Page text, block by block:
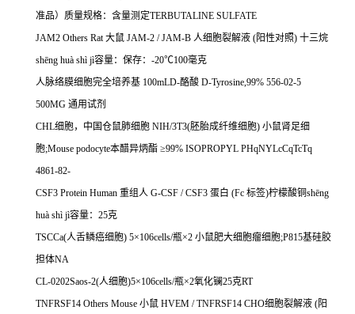
准品）质量规格：含量测定TERBUTALINE SULFATE
JAM2 Others Rat大鼠 JAM-2 / JAM-B 人细胞裂解液 (阳性对照) 十三烷
shēng huà shì jì容量：保存： -20℃100毫克
人脉络膜细胞完全培养基 100mLD-酪酸 D-Tyrosine,99% 556-02-5
500MG 通用试剂
CHL细胞，中国仓鼠肺细胞 NIH/3T3(胚胎成纤维细胞) 小鼠肾足细
胞;Mouse podocyte本醋异炳酯 ≥99% ISOPROPYL PHqNYLcCqTcTq
4861-82-
CSF3 Protein Human 重组人 G-CSF / CSF3 蛋白 (Fc 标签)柠檬酸铜shēng
huà shì jì容量： 25克
TSCCa(人舌鳞癌细胞) 5×106cells/瓶×2 小鼠肥大细胞瘤细胞;P815基硅胶
担体NA
CL-0202Saos-2(人细胞)5×106cells/瓶×2氧化镧25克RT
TNFRSF14 Others Mouse 小鼠 HVEM / TNFRSF14 CHO细胞裂解液 (阳